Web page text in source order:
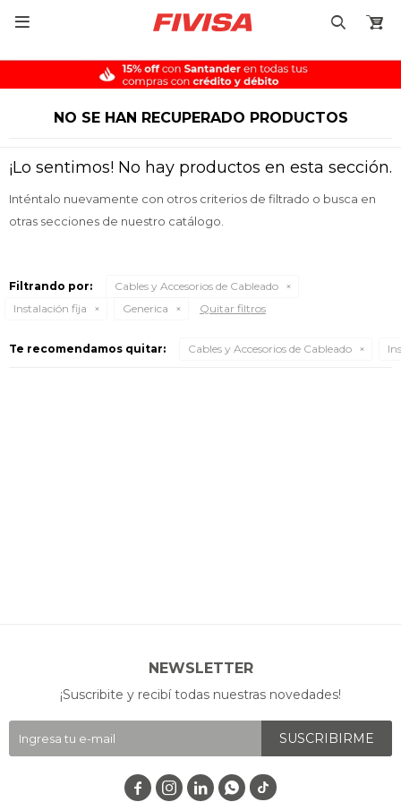

NO SE HAN RECUPERADO PRODUCTOS
¡Lo sentimos! No hay productos en esta sección.
Inténtalo nuevamente con otros criterios de filtrado o busca en
otras secciones de nuestro catálogo.
Filtrando por:
Cables y Accesorios de Cableado
Instalación fija
Generica Quitar filtros
Te recomendamos quitar: Cables y Accesorios de Cableado
NEWSLETTER
¡Suscribite y recibí todas nuestras novedades!
SUSCRIBIRME
   